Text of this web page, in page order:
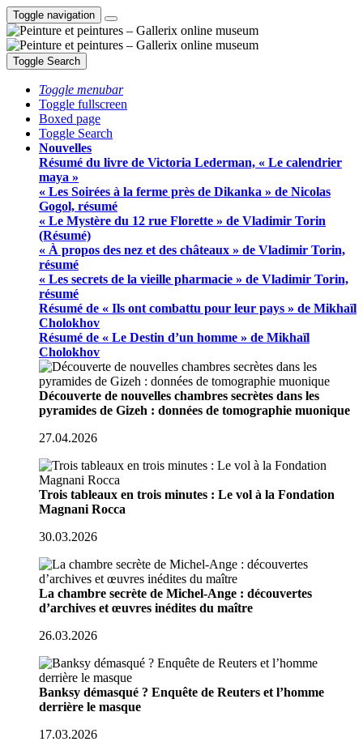
Toggle navigation
Toggle Search
Toggle menubar
Toggle fullscreen
Boxed page
Toggle Search
Nouvelles
Résumé du livre de Victoria Lederman, « Le calendrier
maya »
« Les Soirées à la ferme près de Dikanka » de Nicolas
Gogol, résumé
« Le Mystère du 12 rue Florette » de Vladimir Torin
(Résumé)
« À propos des nez et des châteaux » de Vladimir Torin,
résumé
« Les secrets de la vieille pharmacie » de Vladimir Torin,
résumé
Résumé de « Ils ont combattu pour leur pays » de Mikhaïl
Cholokhov
Résumé de « Le Destin d’un homme » de Mikhaïl
Cholokhov
Découverte de nouvelles chambres secrètes dans les
pyramides de Gizeh : données de tomographie muonique
27.04.2026
Trois tableaux en trois minutes : Le vol à la Fondation
Magnani Rocca
30.03.2026
La chambre secrète de Michel-Ange : découvertes
d’archives et œuvres inédites du maître
26.03.2026
Banksy démasqué ? Enquête de Reuters et l’homme
derrière le masque
17.03.2026